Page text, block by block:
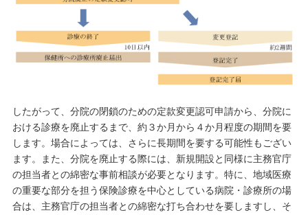
したがって、分院の閉鎖のための定款変更認可申請から、分院に
おける診療を廃止するまで、約３か月から４か月程度の期間を要
します。場合によっては、さらに長期間を要する可能性もござい
ます。また、分院を廃止する際には、新規開設と同様に主務官庁
の担当者との綿密な事前相談が必要となります。特に、地域医療
の重要な部分を担う保険診療を中心としている病院・診療所の場
合は、主務官庁の担当者との綿密な打ち合わせを要しますし、そ